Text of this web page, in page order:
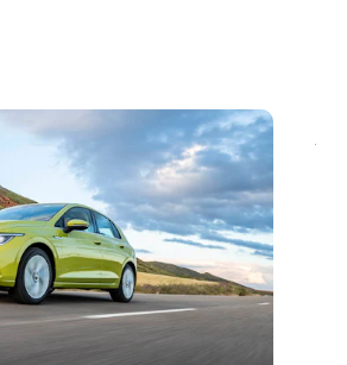
Golf (2019 – 2024)
de mantenimiento del
de sus primeros 8 años